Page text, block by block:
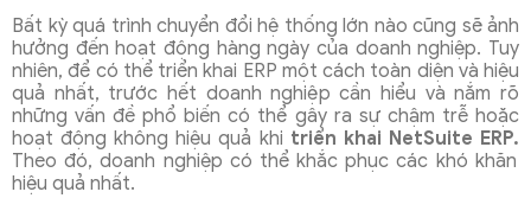
Bất kỳ quá trình chuyển đổi hệ thống lớn nào cũng sẽ ảnh
hưởng đến hoạt động hàng ngày của doanh nghiệp. Tuy
nhiên, để có thể triển khai ERP một cách toàn diện và hiệu
quả nhất, trước hết doanh nghiệp cần hiểu và nắm rõ
những vấn đề phổ biến có thể gây ra sự chậm trễ hoặc
hoạt động không hiệu quả khi triển khai NetSuite ERP.
Theo đó, doanh nghiệp có thể khắc phục các khó khăn
hiệu quả nhất.